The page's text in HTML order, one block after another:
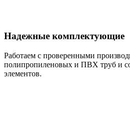
Надежные комплектующие
Работаем с проверенными
полипропиленовых и ПВХ труб и
элементов.